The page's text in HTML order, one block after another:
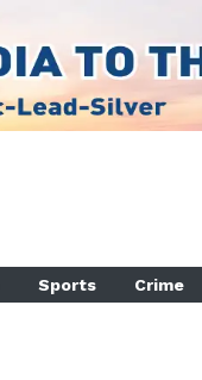
Sports Crime